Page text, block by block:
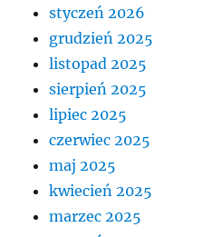
styczeń 2026
grudzień 2025
listopad 2025
sierpień 2025
lipiec 2025
czerwiec 2025
maj 2025
kwiecień 2025
marzec 2025